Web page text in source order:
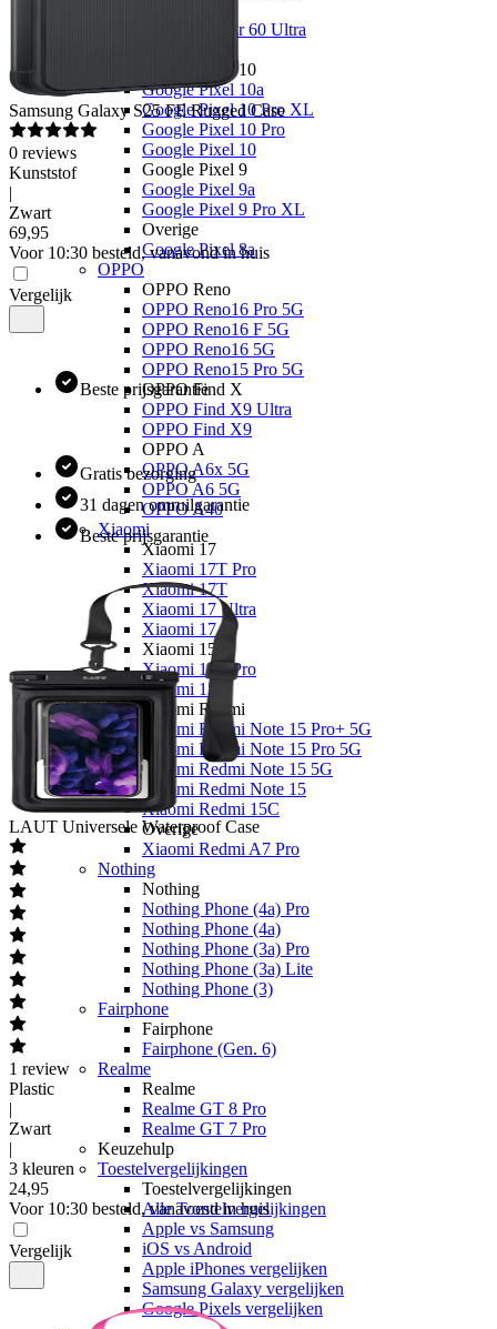
Motorola Razr 60 Ultra
Google Pixel 10
Google Pixel 10a
Google Pixel 10 Pro XL
Google Pixel 10 Pro
Google Pixel 10
Google Pixel 9
Google Pixel 9a
Google Pixel 9 Pro XL
Overige
Google Pixel 8a
OPPO
OPPO Reno
OPPO Reno16 Pro 5G
OPPO Reno16 F 5G
OPPO Reno16 5G
OPPO Reno15 Pro 5G
OPPO Find X
OPPO Find X9 Ultra
OPPO Find X9
OPPO A
OPPO A6x 5G
OPPO A6 5G
OPPO A40
Xiaomi
Xiaomi 17
Xiaomi 17T Pro
Xiaomi 17T
Xiaomi 17 Ultra
Xiaomi 17
Xiaomi 15
Xiaomi 15T Pro
Xiaomi 15T
Xiaomi Redmi
Xiaomi Redmi Note 15 Pro+ 5G
Xiaomi Redmi Note 15 Pro 5G
Xiaomi Redmi Note 15 5G
Xiaomi Redmi Note 15
Xiaomi Redmi 15C
Overige
Xiaomi Redmi A7 Pro
Nothing
Nothing
Nothing Phone (4a) Pro
Nothing Phone (4a)
Nothing Phone (3a) Pro
Nothing Phone (3a) Lite
Nothing Phone (3)
Fairphone
Fairphone
Fairphone (Gen. 6)
Realme
Realme
Realme GT 8 Pro
Realme GT 7 Pro
Keuzehulp
Toestelvergelijkingen
Toestelvergelijkingen
Alle Toestelvergelijkingen
Apple vs Samsung
iOS vs Android
Apple iPhones vergelijken
Samsung Galaxy vergelijken
Google Pixels vergelijken
Samsung Galaxy S25 FE Rugged Case
0 reviews
Kunststof
|
Zwart
69,95
Voor 10:30 besteld, vanavond in huis
Vergelijk
Beste prijsgarantie
Gratis bezorging
31 dagen omruilgarantie
Beste prijsgarantie
LAUT Universele Waterproof Case
1 review
Plastic
|
Zwart
|
3 kleuren
24,95
Voor 10:30 besteld, vanavond in huis
Vergelijk